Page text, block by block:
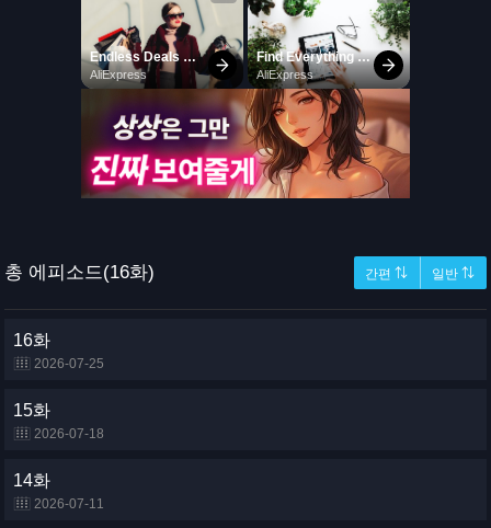
총 에피소드(16화) 간편 ⇅ 일반 ⇅
16화
2026-07-25
15화
2026-07-18
14화
2026-07-11